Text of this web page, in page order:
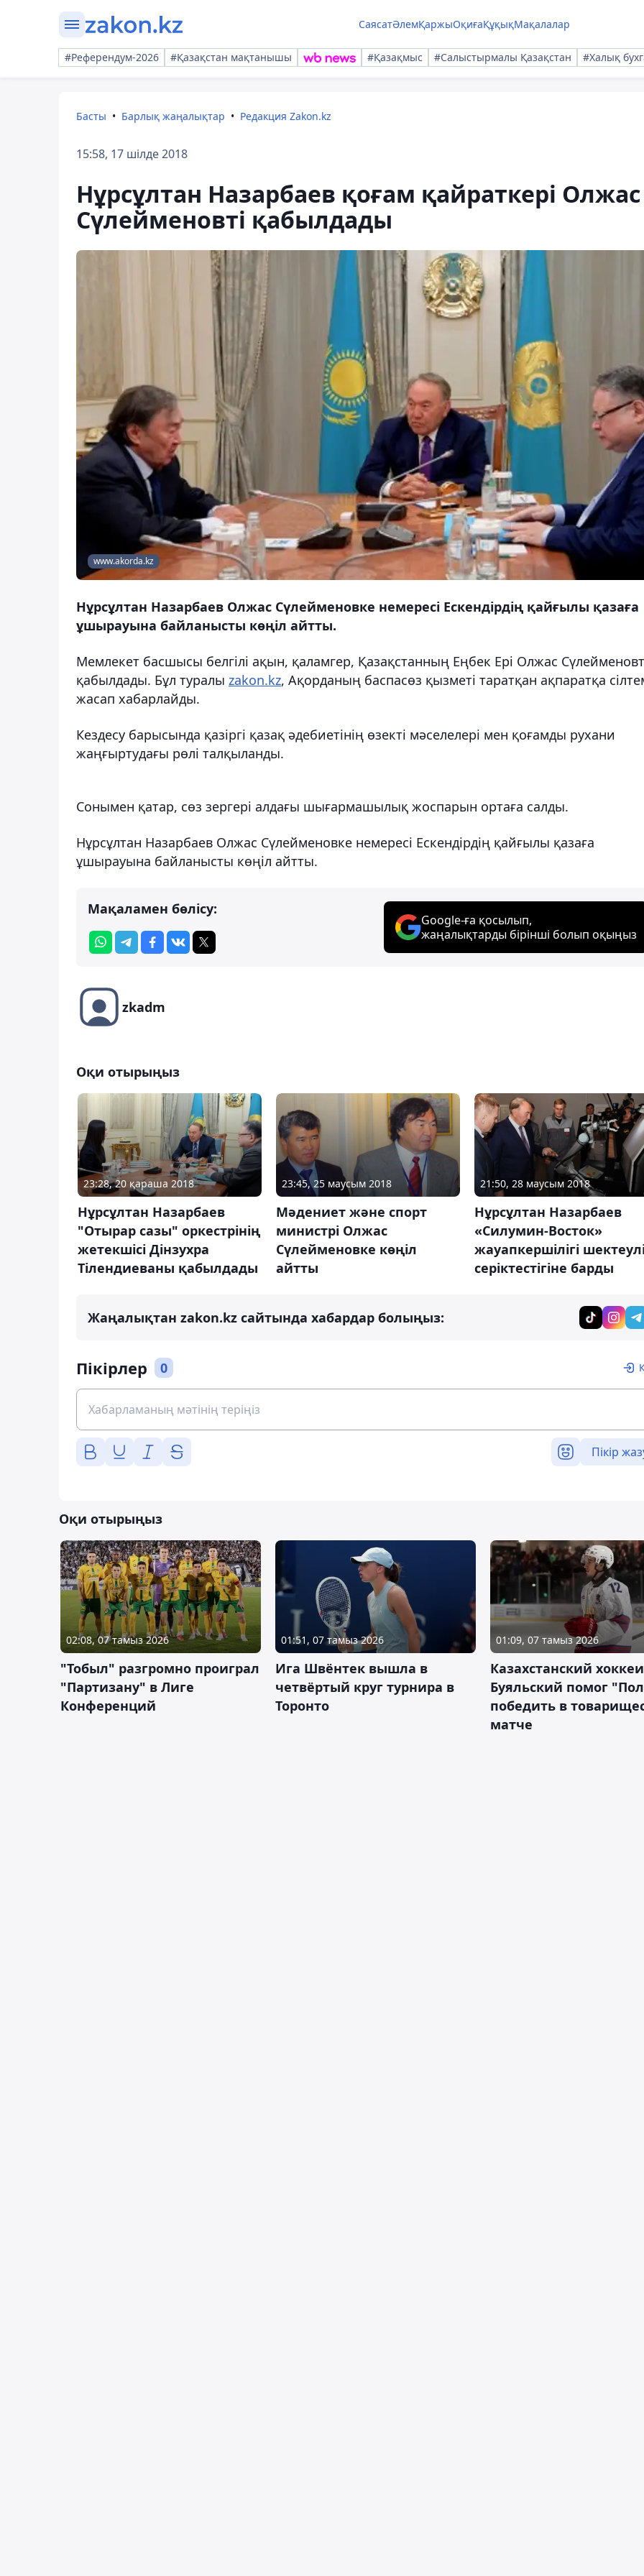
СаясатӘлемҚаржыОқиғаҚұқықМақалалар
#Референдум-2026 #Қазақстан мақтанышы #Қазақмыс #Салыстырмалы Қазақстан #Халық
Басты Барлық жаңалықтар Редакция Zakon.kz
15:58, 17 шілде 2018
Нұрсұлтан Назарбаев қоғам қайраткері Олжас
Сүлейменовті қабылдады
www.akorda.kz
Нұрсұлтан Назарбаев Олжас Сүлейменовке немересі Ескендірдің қайғылы қазаға
ұшырауына байланысты көңіл айтты.
Мемлекет басшысы белгілі ақын, қаламгер, Қазақстанның Еңбек Ері Олжас
қабылдады. Бұл туралы zakon.kz, Ақорданың баспасөз қызметі таратқан ақпаратқа
жасап хабарлайды.
Кездесу барысында қазіргі қазақ әдебиетінің өзекті мәселелері мен қоғамды рухани
жаңғыртудағы рөлі талқыланды.
Сонымен қатар, сөз зергері алдағы шығармашылық жоспарын ортаға салды.
Нұрсұлтан Назарбаев Олжас Сүлейменовке немересі Ескендірдің қайғылы қазаға
ұшырауына байланысты көңіл айтты.
Мақаламен бөлісу:
Google-ға қосылып,
жаңалықтарды бірінші болып оқыңыз
zkadm
Оқи отырыңыз
23:28, 20 қараша 2018
Нұрсұлтан Назарбаев
"Отырар сазы" оркестрінің
жетекшісі Дінзухра
Тілендиеваны қабылдады
23:45, 25 маусым 2018
Мәдениет және спорт
министрі Олжас
Сүлейменовке көңіл
айтты
21:50, 28 маусым 2018
Нұрсұлтан Назарбаев
«Силумин-Восток»
жауапкершілігі
серіктестігіне барды
Жаңалықтан zakon.kz сайтында хабардар болыңыз:
Пікірлер 0
Пікір
Оқи отырыңыз
02:08, 07 тамыз 2026
"Тобыл" разгромно проиграл
"Партизану" в Лиге
Конференций
01:51, 07 тамыз 2026
Ига Швёнтек вышла в
четвёртый круг турнира в
Торонто
01:09, 07 тамыз 2026
Казахстанский
Буяльский помог
победить в
матче